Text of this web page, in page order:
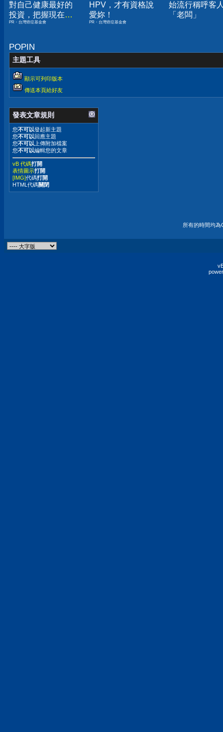
對自己健康最好的
投資，把握現在不
嫌晚！
PR・台灣癌症基金會
HPV，才有資格說
愛妳！
PR・台灣癌症基金會
始流行稱呼客
「老闆」
POPIN
主題工具
顯示可列印版本
傳送本頁給好友
發表文章規則
您不可以發起新主題
您不可以 回應主題
您不可以 上傳附加檔案
您不可以編輯您的文章
vB 代碼打開
表情圖示打開
[IMG]代碼打開
HTML代碼關閉
所有的時間均為